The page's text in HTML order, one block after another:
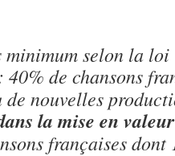
minimum selon la
40% de chansons
nouvelles
la mise en
françaises dont